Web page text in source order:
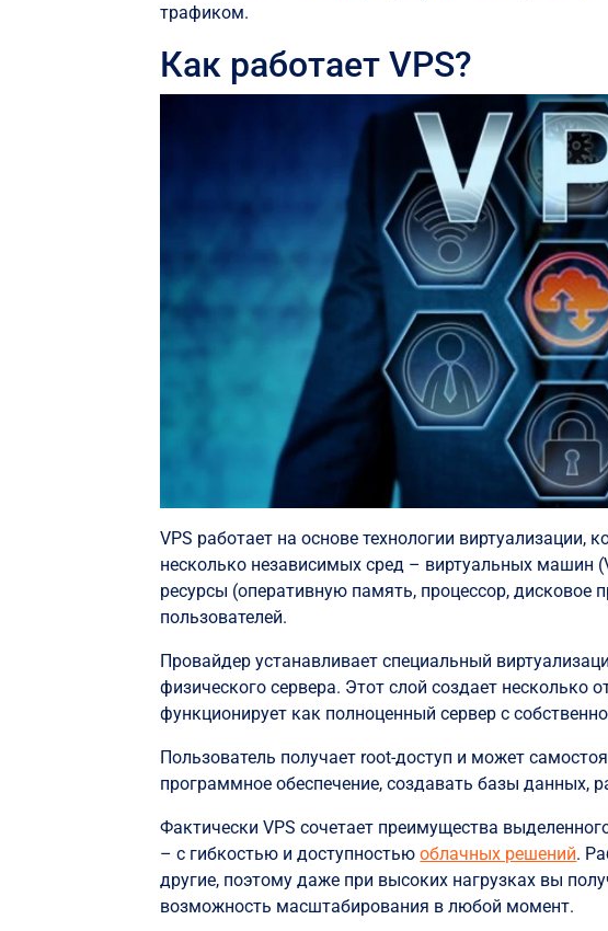
трафиком.
Как работает VPS?
VPS работает на основе технологии виртуализации,
несколько независимых сред – виртуальных
ресурсы (оперативную память, процессор, дисковое
пользователей.
Провайдер устанавливает специальный
физического сервера. Этот слой создает несколько
функционирует как полноценный сервер с
Пользователь получает root-доступ и может
программное обеспечение, создавать базы данных,
Фактически VPS сочетает преимущества
– с гибкостью и доступностьюоблачных решений.
другие, поэтому даже при высоких нагрузках вы
возможность масштабирования в любой момент.